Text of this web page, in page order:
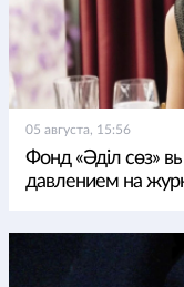
05 августа, 15:56
Фонд «Әділ сөз»
давлением на